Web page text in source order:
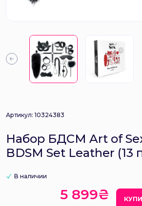
Артикул: 10324383
Набор БДСМ Art of
BDSM Set Leather (13
В наличии
5 899₴